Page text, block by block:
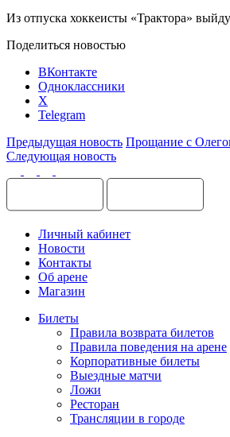
Из отпуска хоккеисты «Трактора»
Поделиться новостью
ВКонтакте
Одноклассники
X
Telegram
Предыдущая новость Прощание с
Следующая новость
Личный кабинет
Новости
Контакты
Об арене
Магазин
Билеты
Правила возврата билетов
Правила поведения на арене
Корпоративные билеты
Выездные матчи
Ложи
Ресторан
Трансляции в городе